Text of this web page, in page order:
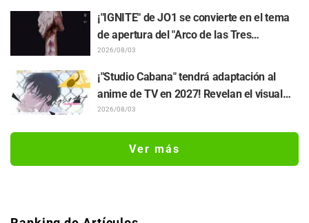
el visual principal, el teaser y al elenco
encabezado por Kurumi Haruki
¡"IGNITE" de JO1 se convierte en el tema
de apertura del "Arco de las Tres
Deidades" de "Tokyo Revengers"! Llegan
también los comentarios oficiales
2026/08/03
¡"Studio Cabana" tendrá adaptación al
anime de TV en 2027! Revelan el visual
teaser y confirman que Sayumi Suzushiro
interpretar el papel en el PV del manga
2026/08/03
Ver más